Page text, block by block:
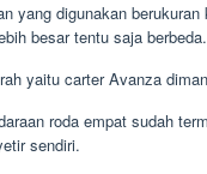
yang digunakan
besar tentu saja berbeda.
yaitu carter Avanza
roda empat sudah
sendiri.